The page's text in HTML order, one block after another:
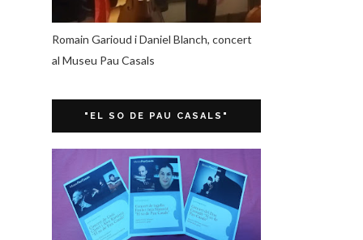
Romain Garioud i Daniel Blanch, concert
al Museu Pau Casals
"EL SO DE PAU CASALS"